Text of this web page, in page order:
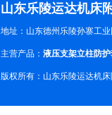
山东乐陵运达机床
地址：山东德州乐陵孙寨工
主营产品： 液压支架立柱防
版权所有：山东乐陵运达机